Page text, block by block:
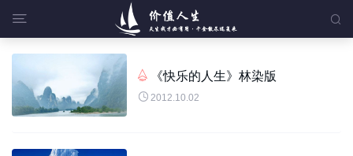
 
 《快乐的人生》林染版
 2012.10.02